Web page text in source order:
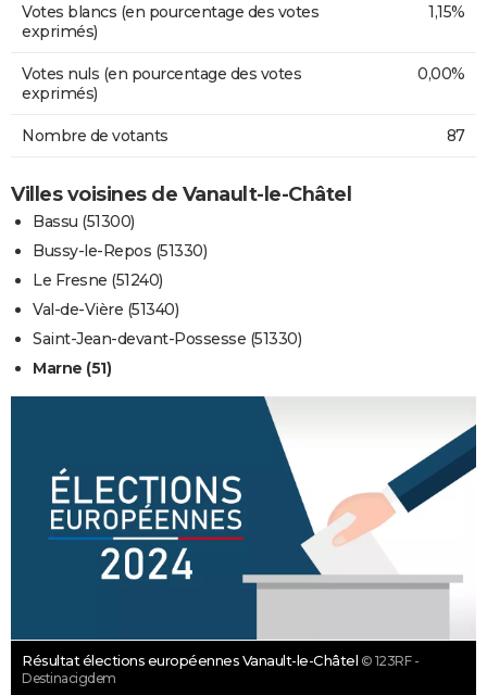
Votes blancs (en pourcentage des votes
exprimés)
1,15%
Votes nuls (en pourcentage des votes
exprimés)
0,00%
Nombre de votants 87
Villes voisines de Vanault-le-Châtel
Bassu (51300)
Bussy-le-Repos (51330)
Le Fresne (51240)
Val-de-Vière (51340)
Saint-Jean-devant-Possesse (51330)
Marne (51)
Résultat élections européennes Vanault-le-Châtel © 123RF -
Destinacigdem